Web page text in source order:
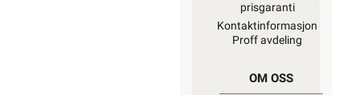
prisgaranti
Kontaktinformasjon
Proff avdeling
OM OSS